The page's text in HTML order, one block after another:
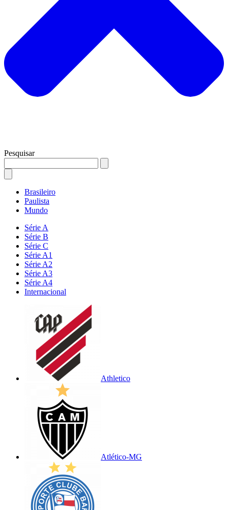
Pesquisar
Brasileiro
Paulista
Mundo
Série A
Série B
Série C
Série A1
Série A2
Série A3
Série A4
Internacional
Athletico
Atlético-MG